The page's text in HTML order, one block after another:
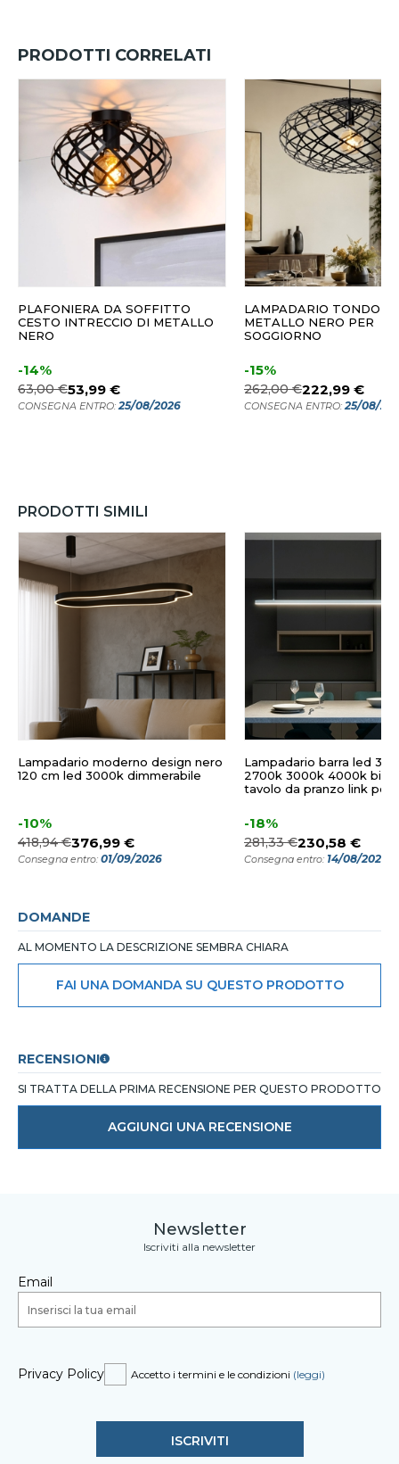
PRODOTTI CORRELATI
PLAFONIERA DA SOFFITTO
CESTO INTRECCIO DI METALLO
NERO
-14%
63,00 €53,99 €
CONSEGNA ENTRO:25/08/2026
LAMPADARIO TONDO
METALLO NERO PER
SOGGIORNO
-15%
262,00 €222,99 €
CONSEGNA ENTRO:25/08/
PRODOTTI SIMILI
Lampadario moderno design nero
120 cm led 3000k dimmerabile
-10%
418,94 €376,99 €
Consegna entro: 01/09/2026
Lampadario barra led
2700k 3000k 4000k
tavolo da pranzo link
-18%
281,33 €230,58 €
Consegna entro: 14/08/2026
DOMANDE
AL MOMENTO LA DESCRIZIONE SEMBRA CHIARA
FAI UNA DOMANDA SU QUESTO PRODOTTO
RECENSIONI
SI TRATTA DELLA PRIMA RECENSIONE PER QUESTO PRODOTTO
AGGIUNGI UNA RECENSIONE
Newsletter
Iscriviti alla newsletter
Email
Privacy Policy Accetto i termini e le condizioni (leggi)